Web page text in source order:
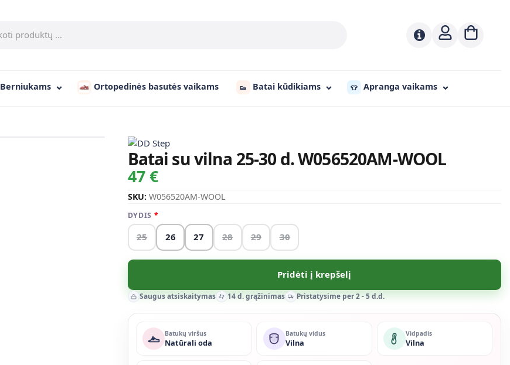
Berniukams Ortopedinės basutės vaikams 👟 Batai kūdikiams 👕 Apranga vaikams
Batai su vilna 25-30 d. W056520AM-WOOL
47 €
SKU: W056520AM-WOOL
DYDIS
25 26 27 28 29 30
Pridėti į krepšelį
Saugus atsiskaitymas 14 d. grąžinimas Pristatysime per 2 - 5 d.d.
Batukų viršus
Natūrali oda
Batukų vidus
Vilna
Vidpadis
Vilna